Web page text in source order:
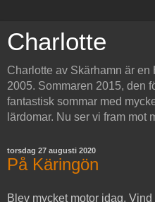
Charlotte
Charlotte av Skärhamn är
2005. Sommaren 2015, den
fantastisk sommar med
lärdomar. Nu ser vi fram mot
torsdag 27 augusti 2020
På Käringön
Blev mycket motor idag.